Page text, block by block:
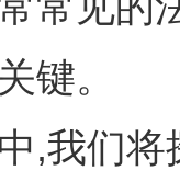
键。
,我们将